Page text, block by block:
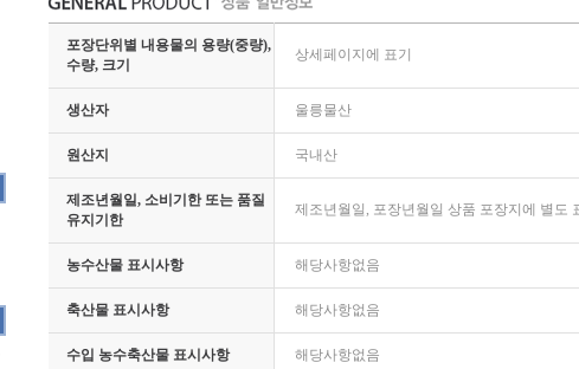
포장단위별 내용물의 용량(중량),
수량, 크기
상세페이지에 표기
생산자 울릉물산
원산지 국내산
제조년월일, 소비기한 또는 품질
유지기한
제조년월일, 포장년월일 상품 포장지에 별도
농수산물 표시사항 해당사항없음
축산물 표시사항 해당사항없음
수입 농수축산물 표시사항 해당사항없음